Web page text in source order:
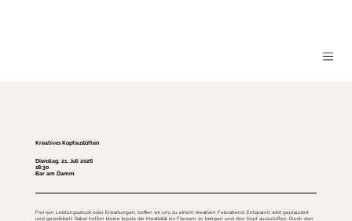
Kreatives Kopfauslüften
Dienstag, 21. Juli 2026
18:30
Bar am Damm
Frei von Leistungsdruck oder Erwartungen, treffen wir uns zu einem kreativen Feierabend. Entspannt wird geplaudert
und gescribbelt. Dabei helfen kleine Inputs die Kreativität ins Fliessen zu bringen und den Kopf auszulüften. Durch den